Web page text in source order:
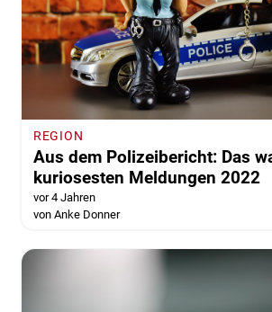
REGION
Aus dem Polizeibericht: Das
kuriosesten Meldungen 2022
vor 4 Jahren
von Anke Donner